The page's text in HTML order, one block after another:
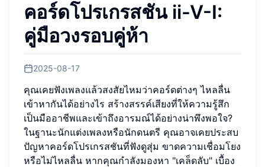
คอร์ดโปรเกรสชัน ii-V-I:
คู่มือวงรอบคู่ห้า
2025-08-17
คุณเคยฟังเพลงแล้วสงสัยไหมว่าคอร์ดต่างๆ ไหลลื่น
เข้าหากันได้อย่างไร สร้างสรรค์เสียงที่ให้ความรู้สึก
เป็นมืออาชีพและเข้าถึงอารมณ์ได้อย่างน่าพึงพอใจ?
ในฐานะนักแต่งเพลงหรือนักดนตรี คุณอาจเคยประสบ
ปัญหาคอร์ดโปรเกรสชันที่ฟังดูสุ่ม ขาดความเชื่อมโยง
หรือไม่ไหลลื่น หากคุณกำลังมองหา "เคล็ดลับ" เบื้อง